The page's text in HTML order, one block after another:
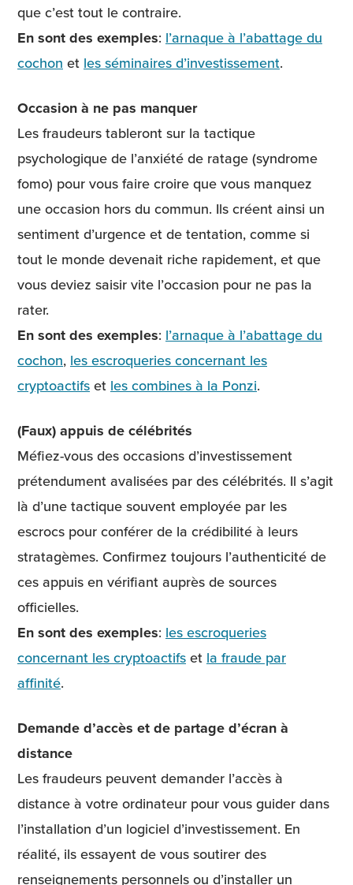
que c’est tout le contraire.
En sont des exemples: l’arnaque à l’abattage du
cochon et les séminaires d’investissement.
Occasion à ne pas manquer
Les fraudeurs tableront sur la tactique
psychologique de l’anxiété de ratage (syndrome
fomo) pour vous faire croire que vous manquez
une occasion hors du commun. Ils créent ainsi un
sentiment d’urgence et de tentation, comme si
tout le monde devenait riche rapidement, et que
vous deviez saisir vite l’occasion pour ne pas la
rater.
En sont des exemples: l’arnaque à l’abattage du
cochon, les escroqueries concernant les
cryptoactifs et les combines à la Ponzi.
(Faux) appuis de célébrités
Méfiez-vous des occasions d’investissement
prétendument avalisées par des célébrités. Il s’agit
là d’une tactique souvent employée par les
escrocs pour conférer de la crédibilité à leurs
stratagèmes. Confirmez toujours l’authenticité de
ces appuis en vérifiant auprès de sources
officielles.
En sont des exemples: les escroqueries
concernant les cryptoactifs et la fraude par
affinité.
Demande d’accès et de partage d’écran à
distance
Les fraudeurs peuvent demander l’accès à
distance à votre ordinateur pour vous guider dans
l’installation d’un logiciel d’investissement. En
réalité, ils essayent de vous soutirer des
renseignements personnels ou d’installer un